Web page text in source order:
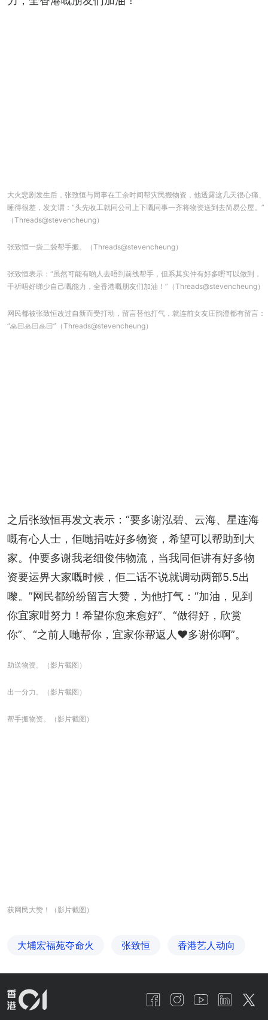
大火悲剧发生后，张致恒与同事在工余时间帮灾民搬物资，他透露这几天很心痛、
睡得很差，发文谓：“头先收工就同公司上下嘅同事一齐将物资送到去简易公屋。”
（Threads@stevencheung）
张致恒一袋二袋帮手搬。（Threads@stevencheung）
张致恒表示：“虽然可能有啲人去唔到前线帮手，但系其实仲有好多嘢可以做到，
千祈唔好睇少自己嘅能力，全香港嘅朋友们加油！”（Threads@stevencheung）
网民都被张致恒改过自新而受打动，留言替他打气，就连前女友庄韵澄都有留言：
“🙏🏻🙏🏻🙏🏻”（Threads@stevencheung）
之后张致恒再发文表示：“要多谢泓碧、云海、星连海
嘅有心人士，佢哋捐咗好多物资，希望可以帮助到大
家。仲要多谢我老细俊伟物流，当我同佢讲有好多物
资要运畀大家嘅时候，佢二话不说就调动两部5.5出
嚟。”网民都纷纷留言大赞，为他打气：“加油，见到
你宜家咁努力！希望你愈来愈好”、“做得好，欣赏
你”、“之前人哋帮你，宜家你帮返人❤️多谢你啊”。
助送物资。（影片截图）
出一分力。（影片截图）
帮手搬物资。（影片截图）
获网民大赞！（影片截图）
大埔宏福苑夺命火 张致恒 香港艺人动向